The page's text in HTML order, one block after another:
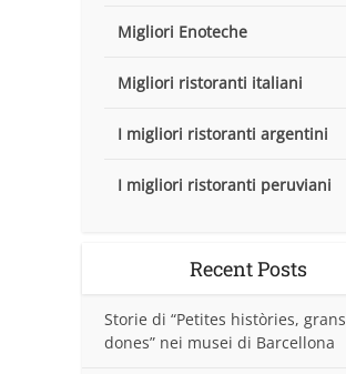
Migliori Enoteche
Migliori ristoranti italiani
I migliori ristoranti argentini
I migliori ristoranti peruviani
Recent Posts
Storie di “Petites històries, grans
dones” nei musei di Barcellona